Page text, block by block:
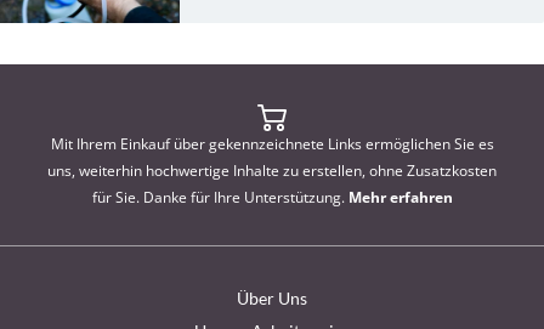
Mit Ihrem Einkauf über gekennzeichnete Links ermöglichen Sie es
uns, weiterhin hochwertige Inhalte zu erstellen, ohne Zusatzkosten
für Sie. Danke für Ihre Unterstützung. Mehr erfahren
Über Uns